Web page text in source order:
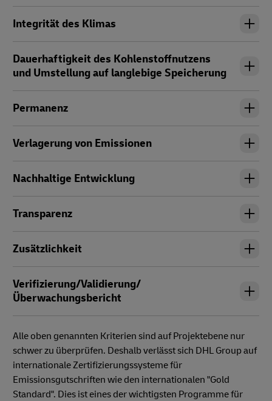
Integrität des Klimas
Dauerhaftigkeit des Kohlenstoffnutzens
und Umstellung auf langlebige Speicherung
Permanenz
Verlagerung von Emissionen
Nachhaltige Entwicklung
Transparenz
Zusätzlichkeit
Verifizierung/Validierung/
Überwachungsbericht
Alle oben genannten Kriterien sind auf Projektebene nur
schwer zu überprüfen. Deshalb verlässt sich DHL Group auf
internationale Zertifizierungssysteme für
Emissionsgutschriften wie den internationalen "Gold
Standard". Dies ist eines der wichtigsten Programme für